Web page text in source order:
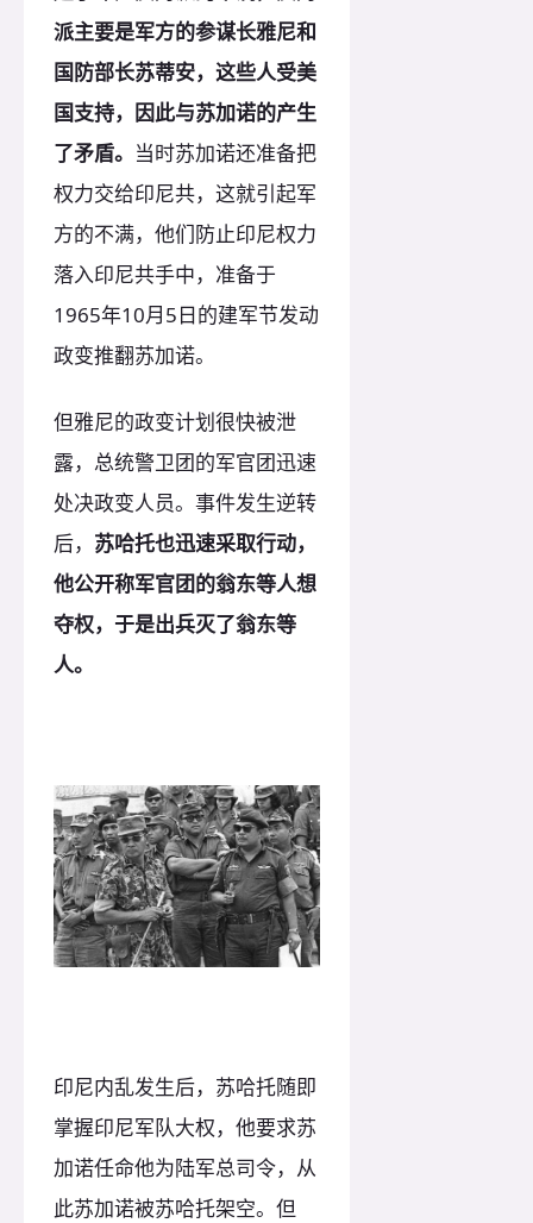
派主要是军方的参谋长雅尼和
国防部长苏蒂安，这些人受美
国支持，因此与苏加诺的产生
了矛盾。 当时苏加诺还准备把
权力交给印尼共，这就引起军
方的不满，他们防止印尼权力
落入印尼共手中，准备于
1965年10月5日的建军节发动
政变推翻苏加诺。
但雅尼的政变计划很快被泄
露，总统警卫团的军官团迅速
处决政变人员。事件发生逆转
后， 苏哈托也迅速采取行动，
他公开称军官团的翁东等人想
夺权，于是出兵灭了翁东等
人。
印尼内乱发生后，苏哈托随即
掌握印尼军队大权，他要求苏
加诺任命他为陆军总司令，从
此苏加诺被苏哈托架空。但